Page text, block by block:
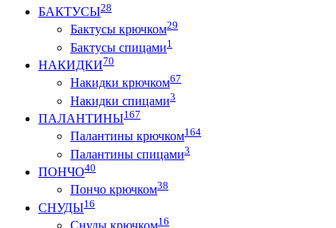
БАКТУСЫ28
Бактусы крючком29
Бактусы спицами1
НАКИДКИ70
Накидки крючком67
Накидки спицами3
ПАЛАНТИНЫ167
Палантины крючком164
Палантины спицами3
ПОНЧО40
Пончо крючком38
СНУДЫ16
Снуды крючком16